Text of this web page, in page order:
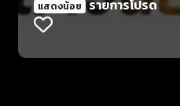
ตนของเดวิด แต่แล้วเรเชล
มีเงื่อนงำบางอย่างที่เกี่ยวข้อ
แสดงน้อย รายการโปรด